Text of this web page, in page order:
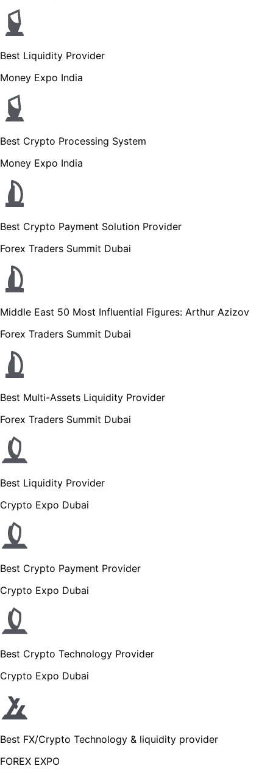
Best Liquidity Provider
Money Expo India
Best Crypto Processing System
Money Expo India
Best Crypto Payment Solution Provider
Forex Traders Summit Dubai
Middle East 50 Most Influential Figures: Arthur Azizov
Forex Traders Summit Dubai
Best Multi-Assets Liquidity Provider
Forex Traders Summit Dubai
Best Liquidity Provider
Crypto Expo Dubai
Best Crypto Payment Provider
Crypto Expo Dubai
Best Crypto Technology Provider
Crypto Expo Dubai
Best FX/Crypto Technology & liquidity provider
FOREX EXPO